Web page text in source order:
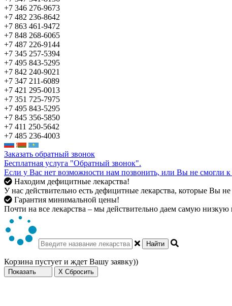
+7 346 276-9673
+7 482 236-8642
+7 863 461-9472
+7 848 268-6065
+7 487 226-9144
+7 345 257-5394
+7 495 843-5295
+7 842 240-9021
+7 347 211-6089
+7 421 295-0013
+7 351 725-7975
+7 495 843-5295
+7 845 356-5850
+7 411 250-5642
+7 485 236-4003
Заказать обратный звонок
Бесплатная услуга "Обратный звонок".
Если у Вас нет возможности нам позвонить, или Вы не смогли
Находим дефицитные лекарства!
У нас действительно есть дефицитные лекарства, которые Вы
Гарантия минимальной цены!
Почти на все лекарства – мы действительно даем самую
Найти
Корзина пустует и ждет Вашу заявку))
Показать X Сбросить